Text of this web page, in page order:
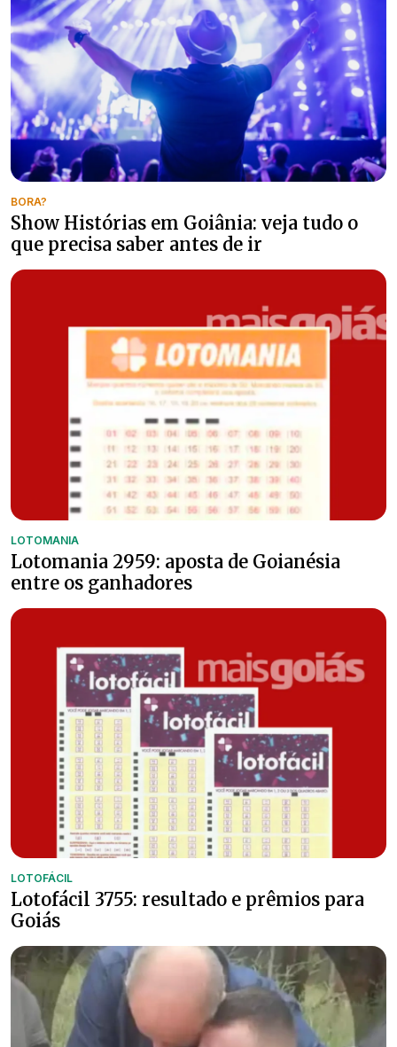
BORA?
Show Histórias em Goiânia: veja tudo o
que precisa saber antes de ir
LOTOMANIA
Lotomania 2959: aposta de Goianésia
entre os ganhadores
LOTOFÁCIL
Lotofácil 3755: resultado e prêmios para
Goiás